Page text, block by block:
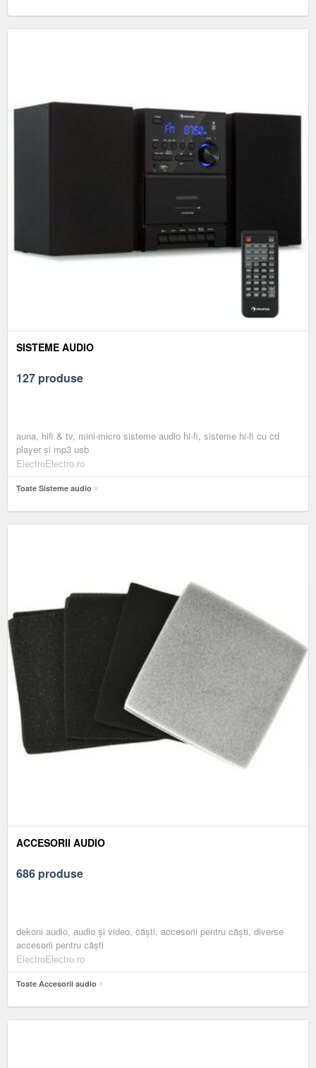
SISTEME AUDIO
127 produse
auna, hifi & tv, mini-micro sisteme audio hi-fi, sisteme hi-fi cu cd
player și mp3 usb
ElectroElectro.ro
Toate Sisteme audio
ACCESORII AUDIO
686 produse
dekoni audio, audio și video, căști, accesorii pentru căști, diverse
accesorii pentru căşti
ElectroElectro.ro
Toate Accesorii audio